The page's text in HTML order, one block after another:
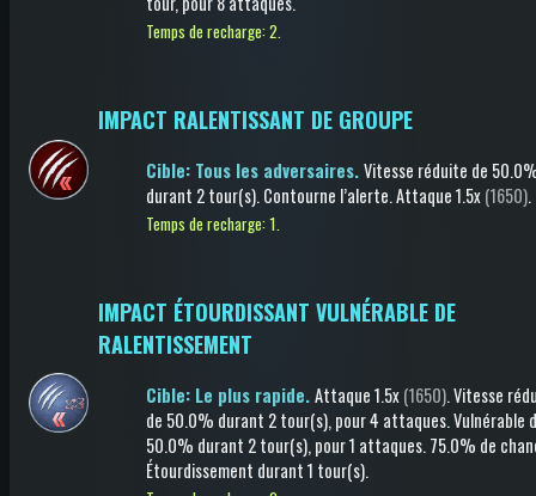
Temps de recharge: 2.
IMPACT RALENTISSANT DE GROUPE
Cible: Tous les adversaires.Vitesse réduite de
durant 2 tour(s).Contourne l’alerte.Attaque1.5x(1650).
Temps de recharge: 1.
IMPACT ÉTOURDISSANT VULNÉRABLE DE
RALENTISSEMENT
Cible: Le plus rapide.Attaque1.5x(1650).Vitesse
de 50.0% durant 2 tour(s), pour 4 attaques.Vulnérable
50.0% durant 2 tour(s), pour 1 attaques.75.0% de
Étourdissement durant 1 tour(s).